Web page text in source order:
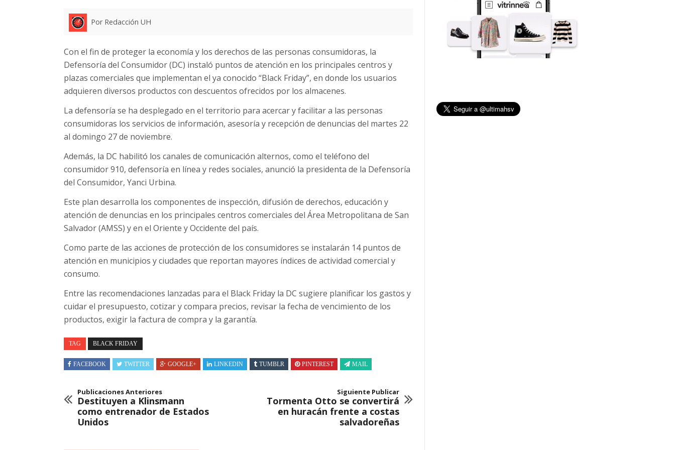
Por Redacción UH
Con el fin de proteger la economía y los derechos de las personas consumidoras, la
Defensoría del Consumidor (DC) instaló puntos de atención en los principales centros y
plazas comerciales que implementan el ya conocido “Black Friday”, en donde los usuarios
adquieren diversos productos con descuentos ofrecidos por los almacenes.
La defensoría se ha desplegado en el territorio para acercar y facilitar a las personas
consumidoras los servicios de información, asesoría y recepción de denuncias del martes 22
al domingo 27 de noviembre.
Además, la DC habilitó los canales de comunicación alternos, como el teléfono del
consumidor 910, defensoría en línea y redes sociales, anunció la presidenta de la Defensoría
del Consumidor, Yanci Urbina.
Este plan desarrolla los componentes de inspección, difusión de derechos, educación y
atención de denuncias en los principales centros comerciales del Área Metropolitana de San
Salvador (AMSS) y en el Oriente y Occidente del país.
Como parte de las acciones de protección de los consumidores se instalarán 14 puntos de
atención en municipios y ciudades que reportan mayores índices de actividad comercial y
consumo.
Entre las recomendaciones lanzadas para el Black Friday la DC sugiere planificar los gastos y
cuidar el presupuesto, cotizar y compara precios, revisar la fecha de vencimiento de los
productos, exigir la factura de compra y la garantía.
TAG BLACK FRIDAY
FACEBOOK TWITTER GOOGLE+ LINKEDIN TUMBLR PINTEREST MAIL
Publicaciones Anteriores
Destituyen a Klinsmann
como entrenador de Estados
Unidos
Siguiente Publicar
Tormenta Otto se convertirá
en huracán frente a costas
salvadoreñas